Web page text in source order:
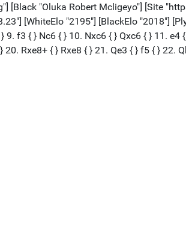
[Black "Oluka Robert Mcligeyo"] [Site
[WhiteElo "2195"] [BlackElo "2018"]
f3 { } Nc6 { } 10. Nxc6 { } Qxc6 { } 11. e4
Rxe8+ { } Rxe8 { } 21. Qe3 { } f5 { } 22.